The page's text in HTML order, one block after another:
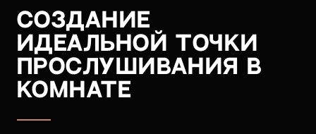
Создание
идеальной точки
прослушивания в
комнате